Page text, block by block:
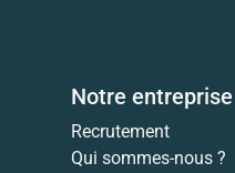
Notre entreprise
Recrutement
Qui sommes-nous ?